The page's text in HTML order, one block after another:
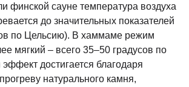
финской сауне температура воздуха
до значительных показателей
по Цельсию). В хаммаме режим
мягкий – всего 35–50 градусов по
достигается благодаря
натурального камня,